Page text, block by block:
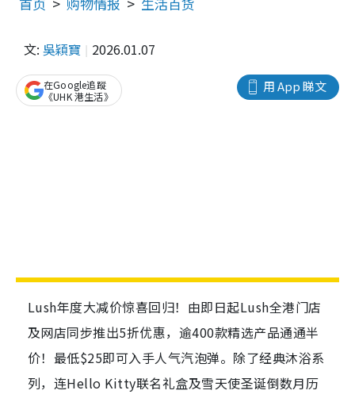
文: 吳穎寶 2026.01.07
用 App 睇文
在Google追蹤
《UHK 港生活》
Lush年度大减价惊喜回归！由即日起Lush全港门店
及网店同步推出5折优惠，逾400款精选产品通通半
价！最低$25即可入手人气汽泡弹。除了经典沐浴系
列，连Hello Kitty联名礼盒及雪天使圣诞倒数月历